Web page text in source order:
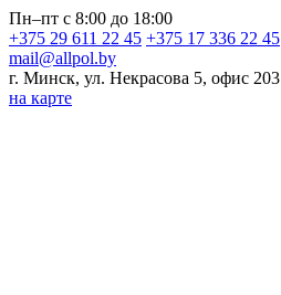
Пн–пт с 8:00 до 18:00
+375 29 611 22 45 +375 17 336 22 45
mail@allpol.by
г. Минск, ул. Некрасова 5, офис 203
на карте